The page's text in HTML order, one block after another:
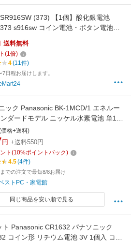
(373) 【1個】酸化銀電池
s916sw コイン電池・ボタン電池・
池『新しいシルバータイプ』
送料無料
(1倍)
4(11件)
7日程お届けします。
ック Panasonic BK-1MCD/1 エネルー
ダードモデル ニッケル水素電池 単1形
本 BK1MCD1
格+送料)
円 +送料550円
ト (10%ポイントバック)
4.5(4件)
での注文で最短8/8お届け
ストPC・家電館
同じ商品を安い順で見る
ト Panasonic CR1632 パナソニック
コイン形 リチウム電池 3V 1個入 コイ